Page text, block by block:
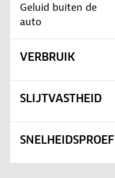
Geluid buiten de
auto
VERBRUIK
SLIJTVASTHEID
SNELHEIDSPROEF